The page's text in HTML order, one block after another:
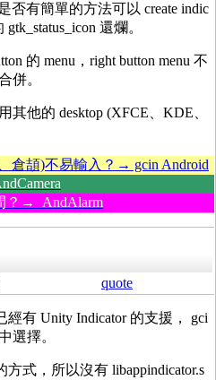
否有簡單的方法可以 create indic
還爛。
的 menu，right button menu 不
併。
其他的 desktop (XFCE、KDE、
倉頡)不易輸入？→ gcin Android
？→ AndAlarm
quote
經有 Unity Indicator 的支援， gci
選擇。
方式，所以沒有 libappindicator.s